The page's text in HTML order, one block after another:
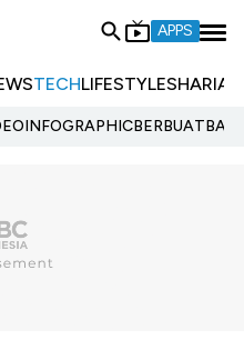
APPS
TECHLIFESTYLESHARIA
INFOGRAPHIC